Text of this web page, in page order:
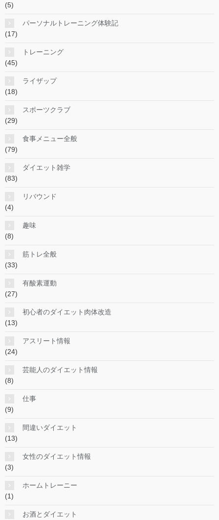
(5)
パーソナルトレーニング体験記
(17)
トレーニング
(45)
ライザップ
(18)
スポーツクラブ
(29)
食事メニュー全般
(79)
ダイエット雑学
(83)
リバウンド
(4)
趣味
(8)
筋トレ全般
(33)
有酸素運動
(27)
初心者のダイエット肉体改造
(13)
アスリート情報
(24)
芸能人のダイエット情報
(8)
仕事
(9)
間違いダイエット
(13)
女性のダイエット情報
(3)
ホームトレーニー
(1)
お酒とダイエット